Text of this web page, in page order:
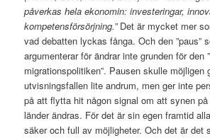
påverkas hela ekonomin: investeringar,
kompetensförsörjning.”Det är mycket mer
vad debatten lyckas fånga. Och den ”paus”
argumenterar för ändrar inte grunden för den
migrationspolitiken”. Pausen skulle möjligen
utvisningsfallen lite andrum, men ger inte
på att flytta hit någon signal om att synen
länder ändras. För det är sin egen framtid
säker och full av möjligheter. Och det är det